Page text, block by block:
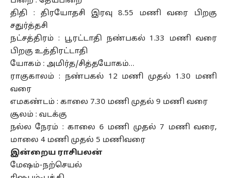
திதி : திரயோதசி இரவு 8.55 மணி வரை பிறகு
சதுர்த்தசி
நட்சத்திரம் : பூரட்டாதி நண்பகல் 1.33 மணி வரை
பிறகு உத்திரட்டாதி
யோகம் : அமிர்த/சித்தயோகம்…
ராகுகாலம் : நண்பகல் 12 மணி முதல் 1.30 மணி
வரை
எமகண்டம் : காலை 7.30 மணி முதல் 9 மணி வரை
சூலம் : வடக்கு
நல்ல நேரம் : காலை 6 மணி முதல் 7 மணி வரை,
மாலை 4 மணி முதல் 5 மணிவரை
இன்றைய ராசிபலன்
மேஷம்-நற்செயல்